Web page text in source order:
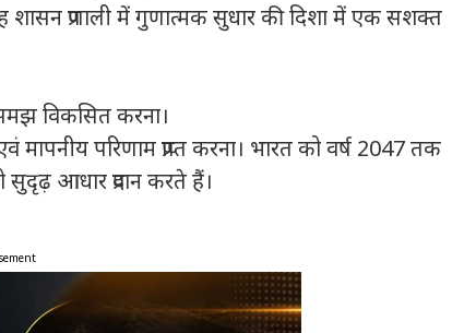
यह शासन प्रणाली में गुणात्मक सुधार की दिशा में एक सशक्त
विकसित करना।
मापनीय परिणाम प्राप्त करना। भारत को वर्ष 2047 तक
आधार प्रदान करते हैं।